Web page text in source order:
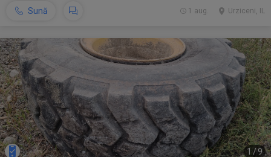
Sună Urziceni, IL
1 aug.
1 /9